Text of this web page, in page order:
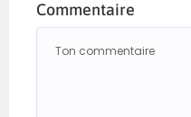
Commentaire